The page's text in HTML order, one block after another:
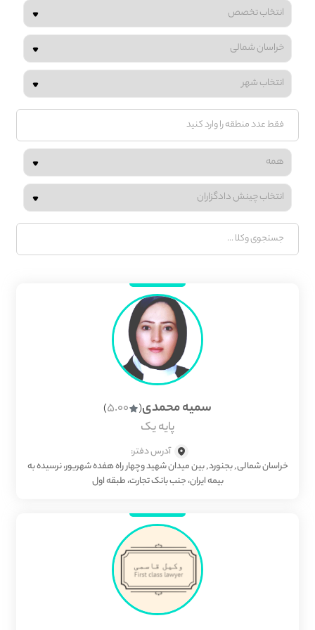
سمیه محمدی(
5.00
)
پایه یک
آدرس دفتر:
خراسان شمالی, بجنورد, بین میدان شهید وچهار راه هفده شهریور، نرسیده به
بیمه ایران، جنب بانک تجارت، طبقه اول